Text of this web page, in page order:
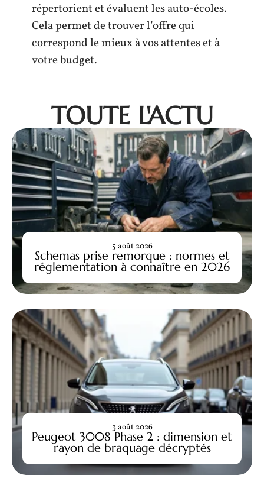
répertorient et évaluent les auto-écoles.
Cela permet de trouver l’offre qui
correspond le mieux à vos attentes et à
votre budget.
TOUTE L'ACTU
Schemas prise remorque : normes et
réglementation à connaître en 2026
5 août 2026
Peugeot 3008 Phase 2 : dimension et
rayon de braquage décryptés
3 août 2026